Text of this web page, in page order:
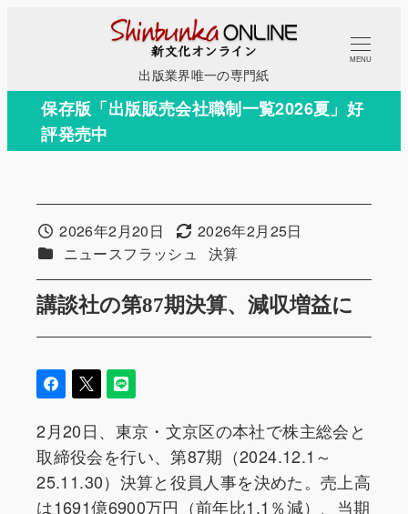
コ
テ
出版業界唯一の専門紙
MENU
保存版「出版販売会社職制一覧2026夏」好
評発売中
講談社の第87期決算、減収増益に
投稿日2026年2月20日 更新日2026年2月25日
カテゴリー
ニュースフラッシュ カテゴリー
決算
2月20日、東京・文京区の本社で株主総会と
取締役会を行い、第87期（2024.12.1～
25.11.30）決算と役員人事を決めた。売上高
は1691億6900万円（前年比1.1％減）、当期